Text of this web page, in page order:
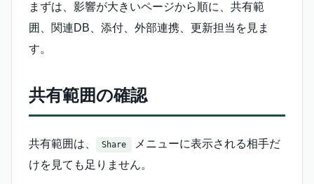
まずは、影響が大きいページから順に、共有範
囲、関連DB、添付、外部連携、更新担当を見ま
す。
共有範囲の確認
共有範囲は、 Share
メニューに表示される相手だ
けを見ても足りません。